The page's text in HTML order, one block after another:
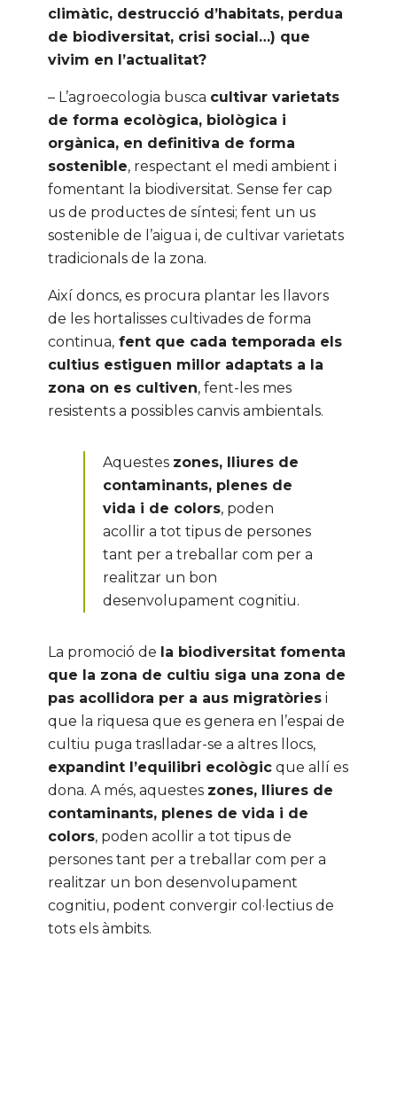
climàtic, destrucció d’habitats, perdua
de biodiversitat, crisi social…) que
vivim en l’actualitat?
– L’agroecologia busca cultivar varietats
de forma ecològica, biològica i
orgànica, en definitiva de forma
sostenible, respectant el medi ambient i
fomentant la biodiversitat. Sense fer cap
us de productes de síntesi; fent un us
sostenible de l’aigua i, de cultivar varietats
tradicionals de la zona.
Així doncs, es procura plantar les llavors
de les hortalisses cultivades de forma
continua, fent que cada temporada els
cultius estiguen millor adaptats a la
zona on es cultiven, fent-les mes
resistents a possibles canvis ambientals.
Aquestes zones, lliures de
contaminants, plenes de
vida i de colors, poden
acollir a tot tipus de persones
tant per a treballar com per a
realitzar un bon
desenvolupament cognitiu.
La promoció de la biodiversitat fomenta
que la zona de cultiu siga una zona de
pas acollidora per a aus migratòries i
que la riquesa que es genera en l’espai de
cultiu puga traslladar-se a altres llocs,
expandint l’equilibri ecològic que allí es
dona. A més, aquestes zones, lliures de
contaminants, plenes de vida i de
colors, poden acollir a tot tipus de
persones tant per a treballar com per a
realitzar un bon desenvolupament
cognitiu, podent convergir col·lectius de
tots els àmbits.